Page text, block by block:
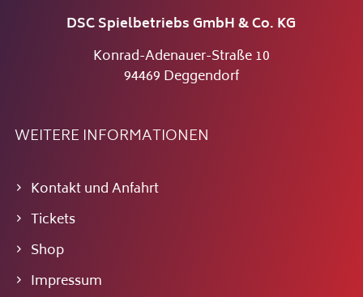
DSC Spielbetriebs GmbH & Co. KG
Konrad-Adenauer-Straße 10
94469 Deggendorf
WEITERE INFORMATIONEN
Kontakt und Anfahrt
Tickets
Shop
Impressum